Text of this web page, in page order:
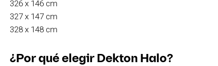
326 x 146 cm
327 x 147 cm
328 x 148 cm
¿Por qué elegir Dekton Halo?